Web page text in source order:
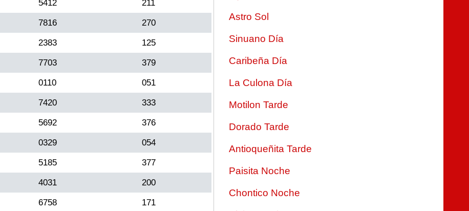
5412 211
7816 270
2383 125
7703 379
0110 051
7420 333
5692 376
0329 054
5185 377
4031 200
6758 171
Astro Sol
Sinuano Día
Caribeña Día
La Culona Día
Motilon Tarde
Dorado Tarde
Antioqueñita Tarde
Paisita Noche
Chontico Noche